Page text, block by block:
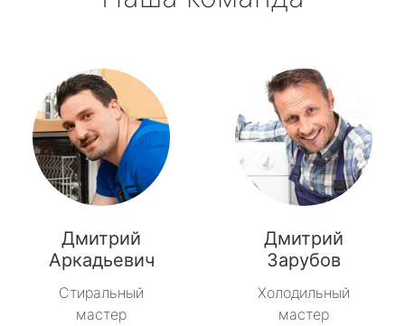
Дмитрий
Аркадьевич
Стиральный
мастер
Дмитрий
Зарубов
Холодильный
мастер